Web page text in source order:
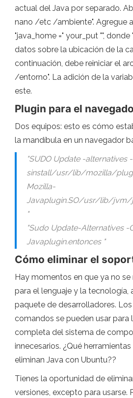
actual del Java por separado.
nano /etc /ambiente". Agregue
"java_home =" your_put "",
datos sobre la ubicación de la
continuación, debe reiniciar el
/entorno". La adición de la
este.
Plugin para el
Dos equipos: esto es cómo
la mandíbula en un navegador
"SUDO Update -alternatives -
sinstall/usr/lib/mozilla/
Mozilla-
Javaplugin.SO/usr/lib/jvm/
"
"Sudo Update-Alternatives -
Javaplugin.entonces "
Cómo eliminar el
Hay momentos en que ya no
para el lenguaje y la tecnología,
paquete de desarrolladores.
comandos se pueden usar para
completa del sistema de
innecesarios. ¿Qué
eliminan Java con Ubuntu??
Tienes la oportunidad de
versiones, excepto para usarse.